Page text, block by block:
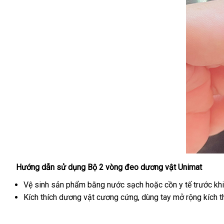
Bộ
2
vòng
đeo
Hướng dẫn sử dụng Bộ 2 vòng đeo dương vật Unimat
Vệ sinh sản phẩm bằng nước sạch qua
app
hoặc cồn y tế trước
Kích thích dương vật cương cứngtiki
, dùng tay mở rộng kích